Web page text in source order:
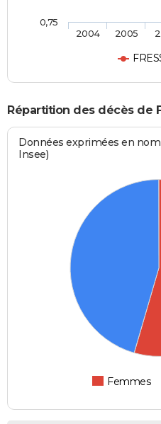
2004 2005
0,75
Répartition des décès de
Données exprimées en
Insee)
Femmes